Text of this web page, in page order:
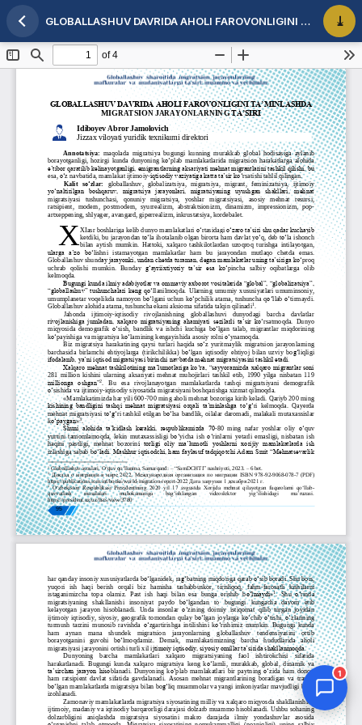
Maqola tafsilotlariga qaytish GLOBALLASHUV DAVRIDA AHOLI FAROVONLIGINI TA’MINLASHDA MIGRATSION JARAYONLARNING TA’SIR
1
Jurnal Yordamchisi
Onlayn